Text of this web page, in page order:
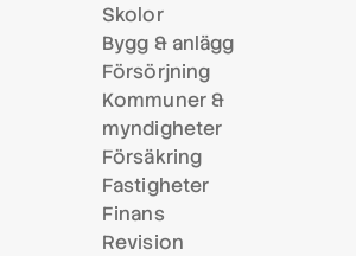
Skolor
Bygg & anlägg
Försörjning
Kommuner &
myndigheter
Försäkring
Fastigheter
Finans
Revision